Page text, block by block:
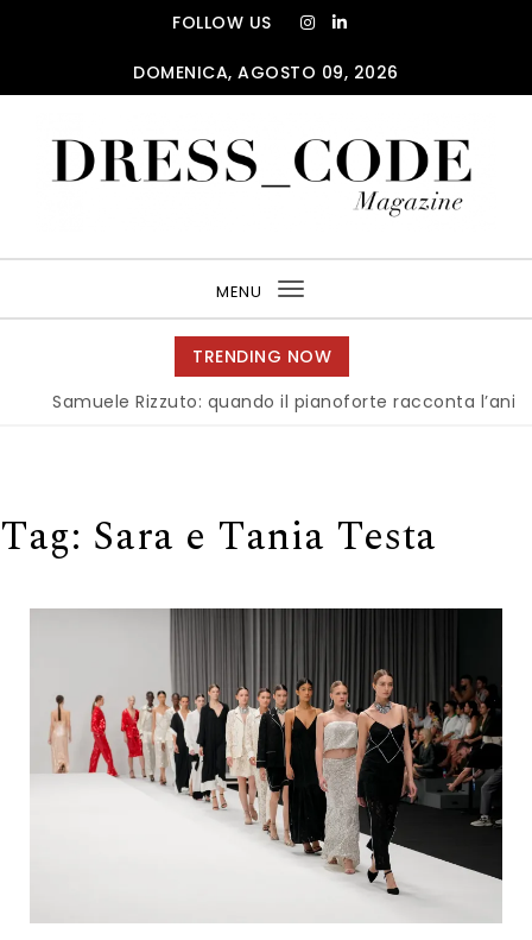
FOLLOW US
DOMENICA, AGOSTO 09, 2026
MENU
Toggle
navigation
TRENDING NOW
Samuele Rizzuto: quando il pianoforte racconta l’anima
Tag: Sara e Tania Testa